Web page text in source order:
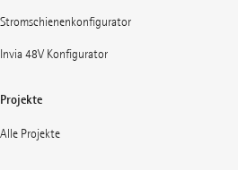
Stromschienenkonfigurator
Invia 48V Konfigurator
Projekte
Alle Projekte